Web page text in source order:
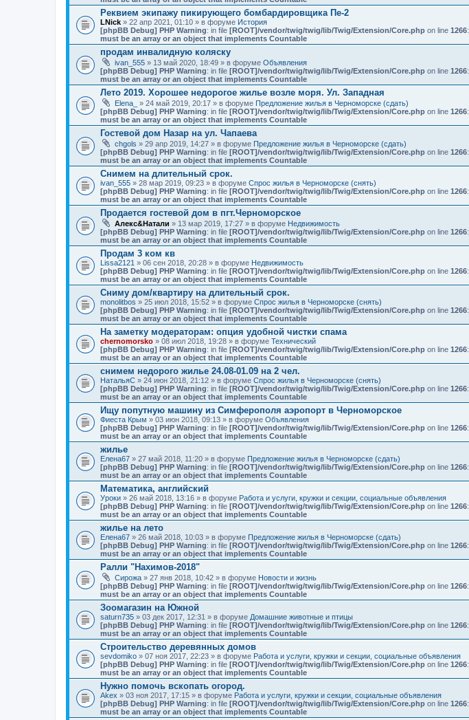
Реквием экипажу пикирующего бомбардировщика Пе-2
LNick » 22 апр 2021, 01:10 » в форуме История
[phpBB Debug] PHP Warning: in file [ROOT]/vendor/twig/twig/lib/Twig/Extension/Core.php on line 1266:
must be an array or an object that implements Countable
продам инвалидную коляску
ivan_555 » 13 май 2020, 18:49 » в форуме Объявления
[phpBB Debug] PHP Warning: in file [ROOT]/vendor/twig/twig/lib/Twig/Extension/Core.php on line 1266:
must be an array or an object that implements Countable
Лето 2019. Хорошее недорогое жилье возле моря. Ул. Западная
Elena_ » 24 май 2019, 20:17 » в форуме Предложение жилья в Черноморске (сдать)
[phpBB Debug] PHP Warning: in file [ROOT]/vendor/twig/twig/lib/Twig/Extension/Core.php on line 1266:
must be an array or an object that implements Countable
Гостевой дом Назар на ул. Чапаева
chgols » 29 апр 2019, 14:27 » в форуме Предложение жилья в Черноморске (сдать)
[phpBB Debug] PHP Warning: in file [ROOT]/vendor/twig/twig/lib/Twig/Extension/Core.php on line 1266:
must be an array or an object that implements Countable
Снимем на длительный срок.
ivan_555 » 28 мар 2019, 09:23 » в форуме Спрос жилья в Черноморске (снять)
[phpBB Debug] PHP Warning: in file [ROOT]/vendor/twig/twig/lib/Twig/Extension/Core.php on line 1266:
must be an array or an object that implements Countable
Продается гостевой дом в пгт.Черноморское
Алекс&Натали » 13 мар 2019, 17:27 » в форуме Недвижимость
[phpBB Debug] PHP Warning: in file [ROOT]/vendor/twig/twig/lib/Twig/Extension/Core.php on line 1266:
must be an array or an object that implements Countable
Продам 3 ком кв
Lissa2121 » 06 сен 2018, 20:28 » в форуме Недвижимость
[phpBB Debug] PHP Warning: in file [ROOT]/vendor/twig/twig/lib/Twig/Extension/Core.php on line 1266:
must be an array or an object that implements Countable
Сниму дом/квартиру на длительный срок.
monolitbos » 25 июл 2018, 15:52 » в форуме Спрос жилья в Черноморске (снять)
[phpBB Debug] PHP Warning: in file [ROOT]/vendor/twig/twig/lib/Twig/Extension/Core.php on line 1266:
must be an array or an object that implements Countable
На заметку модераторам: опция удобной чистки спама
chernomorsko » 08 июл 2018, 19:28 » в форуме Технический
[phpBB Debug] PHP Warning: in file [ROOT]/vendor/twig/twig/lib/Twig/Extension/Core.php on line 1266:
must be an array or an object that implements Countable
снимем недорого жилье 24.08-01.09 на 2 чел.
НатальяС » 24 июн 2018, 21:12 » в форуме Спрос жилья в Черноморске (снять)
[phpBB Debug] PHP Warning: in file [ROOT]/vendor/twig/twig/lib/Twig/Extension/Core.php on line 1266:
must be an array or an object that implements Countable
Ищу попутную машину из Симферополя аэропорт в Черноморское
Фиеста Крым » 03 июн 2018, 09:13 » в форуме Объявления
[phpBB Debug] PHP Warning: in file [ROOT]/vendor/twig/twig/lib/Twig/Extension/Core.php on line 1266:
must be an array or an object that implements Countable
жилье
Елена67 » 27 май 2018, 11:20 » в форуме Предложение жилья в Черноморске (сдать)
[phpBB Debug] PHP Warning: in file [ROOT]/vendor/twig/twig/lib/Twig/Extension/Core.php on line 1266:
must be an array or an object that implements Countable
Математика, английский
Уроки » 26 май 2018, 13:16 » в форуме Работа и услуги, кружки и секции, социальные объявления
[phpBB Debug] PHP Warning: in file [ROOT]/vendor/twig/twig/lib/Twig/Extension/Core.php on line 1266:
must be an array or an object that implements Countable
жилье на лето
Елена67 » 26 май 2018, 10:03 » в форуме Предложение жилья в Черноморске (сдать)
[phpBB Debug] PHP Warning: in file [ROOT]/vendor/twig/twig/lib/Twig/Extension/Core.php on line 1266:
must be an array or an object that implements Countable
Ралли "Нахимов-2018"
Сирожа » 27 янв 2018, 10:42 » в форуме Новости и жизнь
[phpBB Debug] PHP Warning: in file [ROOT]/vendor/twig/twig/lib/Twig/Extension/Core.php on line 1266:
must be an array or an object that implements Countable
Зоомагазин на Южной
saturn735 » 03 дек 2017, 12:31 » в форуме Домашние животные и птицы
[phpBB Debug] PHP Warning: in file [ROOT]/vendor/twig/twig/lib/Twig/Extension/Core.php on line 1266:
must be an array or an object that implements Countable
Строительство деревянных домов
sevdomiko » 07 ноя 2017, 22:23 » в форуме Работа и услуги, кружки и секции, социальные объявления
[phpBB Debug] PHP Warning: in file [ROOT]/vendor/twig/twig/lib/Twig/Extension/Core.php on line 1266:
must be an array or an object that implements Countable
Нужно помочь вскопать огород.
Akex » 03 ноя 2017, 17:15 » в форуме Работа и услуги, кружки и секции, социальные объявления
[phpBB Debug] PHP Warning: in file [ROOT]/vendor/twig/twig/lib/Twig/Extension/Core.php on line 1266:
must be an array or an object that implements Countable